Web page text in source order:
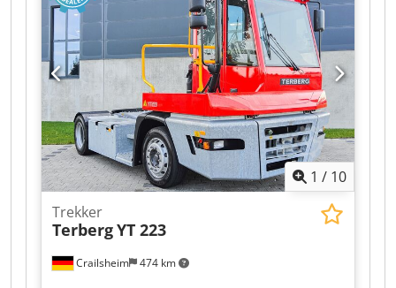
1 / 10
Crailsheim 474 km
Trekker
TerbergYT 223